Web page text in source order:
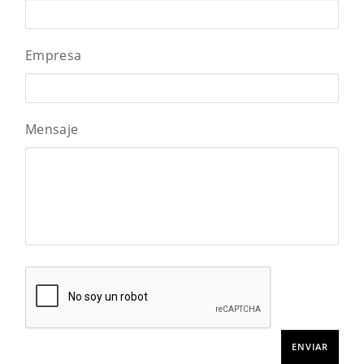
Empresa
Mensaje